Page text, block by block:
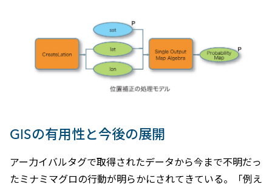
GISの有用性と今後の展開
アー力イバルタグで取得されたデータから今まで不明だっ
たミナミマグロの行動が明らかにされてきている。「例え